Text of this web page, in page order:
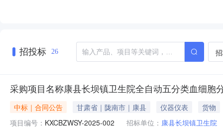
招投标 26
采购项目名称康县长坝镇卫生院全自动五分类血细胞
中标｜合同公告 甘肃省｜陇南市｜康县 仪器仪表
货物
项目编号： KXCBZWSY-2025-002 招标单位： 康县长坝镇卫生院